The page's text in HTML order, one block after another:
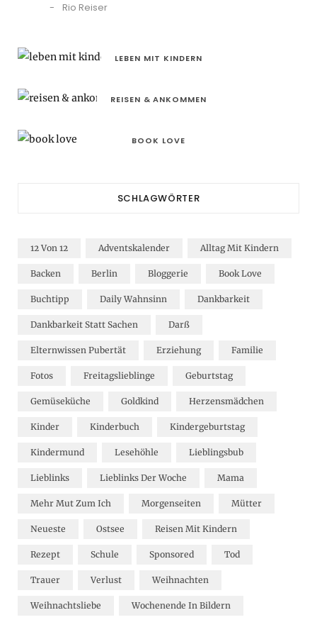
Rio Reiser
LEBEN MIT KINDERN
REISEN & ANKOMMEN
BOOK LOVE
SCHLAGWÖRTER
12 Von 12 Adventskalender Alltag Mit Kindern
Backen Berlin Bloggerie Book Love
Buchtipp Daily Wahnsinn Dankbarkeit
Dankbarkeit Statt Sachen Darß
Elternwissen Pubertät Erziehung Familie
Fotos Freitagslieblinge Geburtstag
Gemüseküche Goldkind Herzensmädchen
Kinder Kinderbuch Kindergeburtstag
Kindermund Lesehöhle Lieblingsbub
Lieblinks Lieblinks Der Woche Mama
Mehr Mut Zum Ich Morgenseiten Mütter
Neueste Ostsee Reisen Mit Kindern
Rezept Schule Sponsored Tod
Trauer Verlust Weihnachten
Weihnachtsliebe Wochenende In Bildern